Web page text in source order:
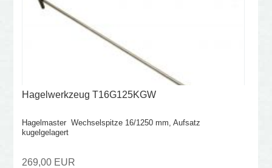
Hagelwerkzeug T16G125KGW
Hagelmaster Wechselspitze 16/1250 mm, Aufsatz
kugelgelagert
269,00 EUR